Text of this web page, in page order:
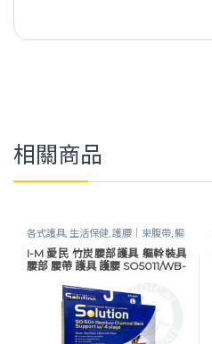
相關商品
各式護具,生活保健,護腰｜束腹帶,軀
幹護具
I-M 愛民 竹炭腰部護具 軀幹裝具
腰部 腰帶 護具 護腰 SO5011/WB-